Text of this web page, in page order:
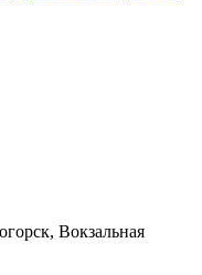
Вокзальная